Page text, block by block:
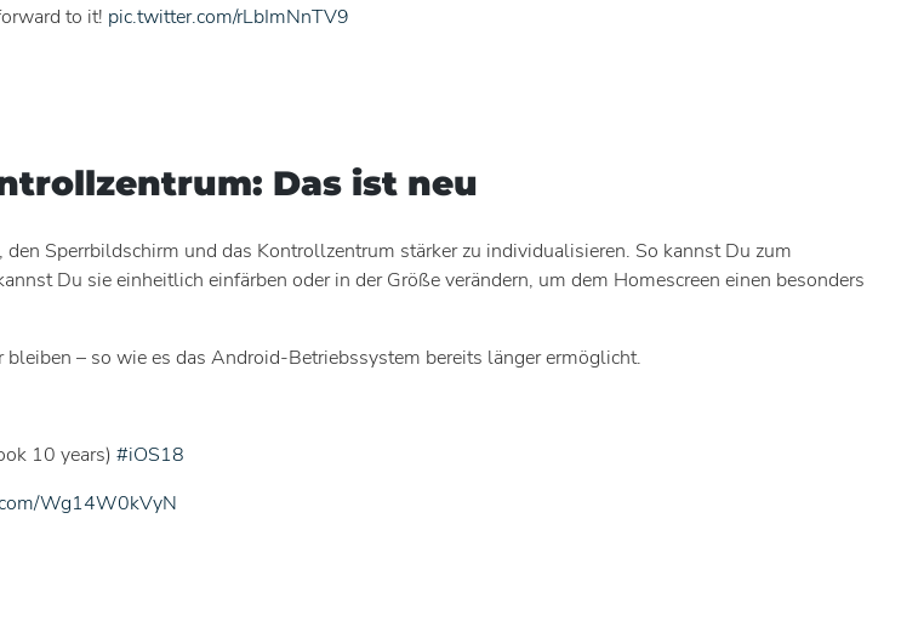
to it! pic.twitter.com/rLbImNnTV9
Das ist neu
Sperrbildschirm und das Kontrollzentrum stärker zu individualisieren. So kannst Du zum
Du sie einheitlich einfärben oder in der Größe verändern, um dem Homescreen einen besonders
– so wie es das Android-Betriebssystem bereits länger ermöglicht.
10 years) #iOS18
Wg14W0kVyN